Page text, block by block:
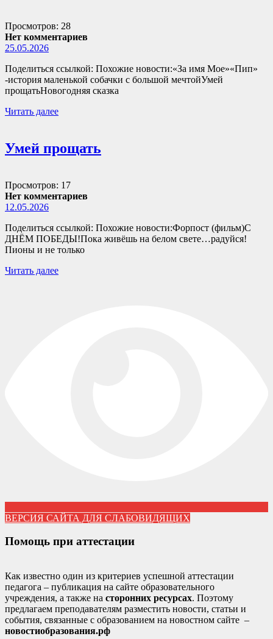
Просмотров: 28
Нет комментариев
25.05.2026
Поделиться ссылкой: Похожие новости:«За имя Мое»«Пип»
-история маленькой собачки с большой мечтойУмей
прощатьНовогодняя сказка
Читать далее
Умей прощать
Просмотров: 17
Нет комментариев
12.05.2026
Поделиться ссылкой: Похожие новости:Форпост (фильм)С
ДНЁМ ПОБЕДЫ!Пока живёшь на белом свете…радуйся!
Пионы и не только
Читать далее
ВЕРСИЯ САЙТА ДЛЯ СЛАБОВИДЯЩИХ
Помощь при аттестации
Как известно один из критериев успешной аттестации
педагога – публикация на сайте образовательного
учреждения, а также на сторонних ресурсах. Поэтому
предлагаем преподавателям разместить новости, статьи и
события, связанные с образованием на новостном сайте –
новостиобразования.рф